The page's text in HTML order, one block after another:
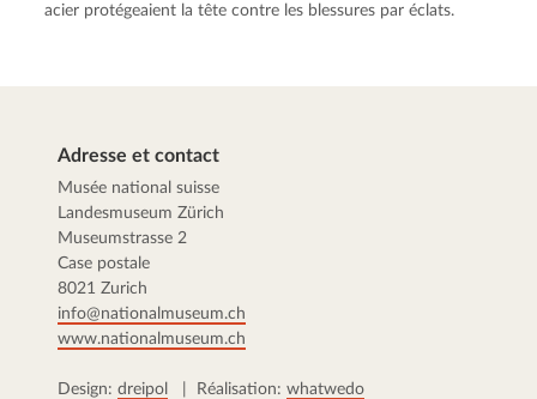
acier protégeaient la tête contre les blessures par éclats.
Adresse et contact
Musée national suisse
Landesmuseum Zürich
Museumstrasse 2
Case postale
8021 Zurich
info@nationalmuseum.ch
www.nationalmuseum.ch
Design: dreipol | Réalisation: whatwedo